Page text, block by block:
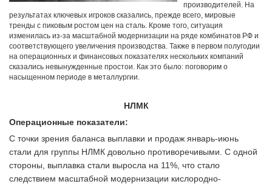
производителей. На
результатах ключевых игроков сказались, прежде всего, мировые
тренды с пиковым ростом цен на сталь. Кроме того, ситуация
изменилась из-за масштабной модернизации на ряде комбинатов РФ и
соответствующего увеличения производства. Также в первом полугодии
на операционных и финансовых показателях нескольких компаний
сказались невынужденные простои. Как это было: поговорим о
насыщенном периоде в металлургии.
НЛМК
Операционные показатели:
С точки зрения баланса выплавки и продаж январь-июнь
стали для группы НЛМК довольно противоречивыми. С одной
стороны, выплавка стали выросла на 11%, что стало
следствием масштабной модернизации кислородно-